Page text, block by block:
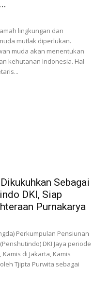
lingkungan dan
mutlak diperlukan.
muda akan menentukan
kehutanan Indonesia. Hal
Sebagai
DKI, Siap
Purnakarya
Perkumpulan Pensiunan
DKI Jaya periode
di Jakarta, Kamis
Tjipta Purwita sebagai